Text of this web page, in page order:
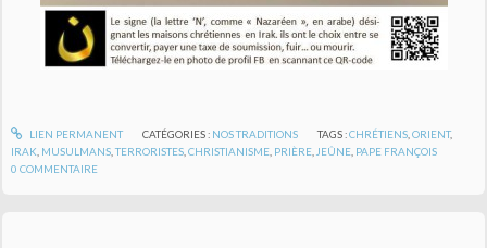
LIEN PERMANENT CATÉGORIES : NOS TRADITIONS TAGS :CHRÉTIENS ,ORIENT,
IRAK MUSULMANS ,TERRORISTES ,CHRISTIANISME PRIÈRE JEÛNE PAPE FRANÇOIS
0 COMMENTAIRE